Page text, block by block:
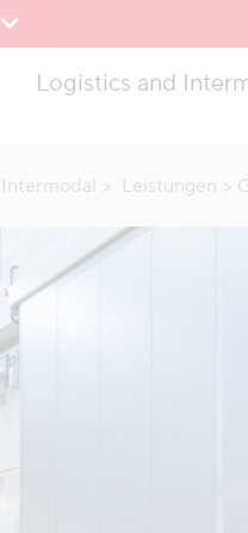
Logistics and
Leistungen